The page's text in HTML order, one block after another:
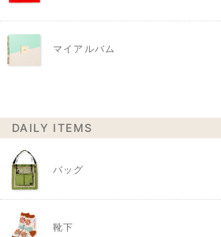
マイアルバム
DAILY ITEMS
バッグ
靴下